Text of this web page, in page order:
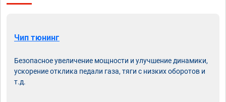
Чип тюнинг
Безопасное увеличение мощности и улучшение динамики,
ускорение отклика педали газа, тяги с низких оборотов и
т.д.